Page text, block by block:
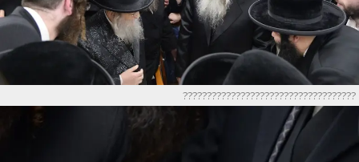
????????????????????????????????????